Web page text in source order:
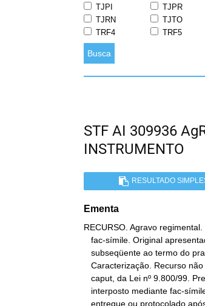
TJPI
TJPR
TJRN
TJTO
TRF4
TRF5
Busca
STF AI 309936
INSTRUMENTO
RESULTADO
Ementa
RECURSO. Agravo